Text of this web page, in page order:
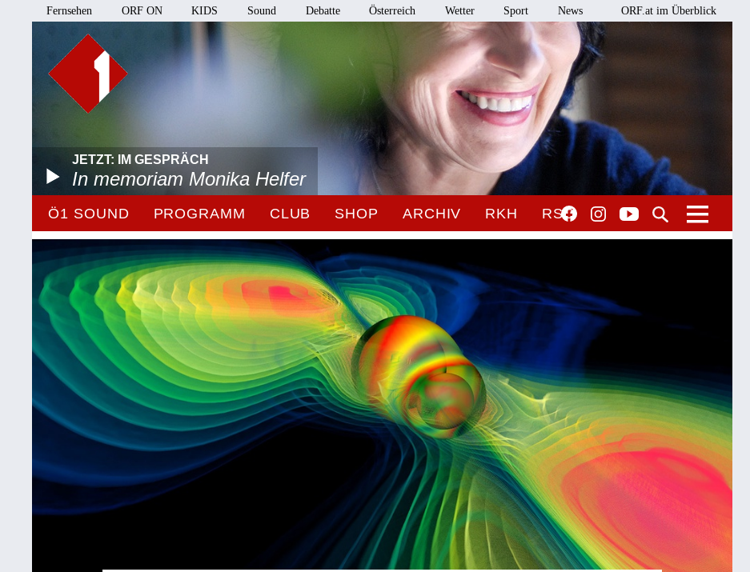
Fernsehen ORF ON KIDS Sound Debatte Österreich Wetter Sport News ORF.at im Überblick
JETZT: IM GESPRÄCH
In memoriam Monika Helfer
Ö1 SOUND PROGRAMM CLUB SHOP ARCHIV RKH RSO